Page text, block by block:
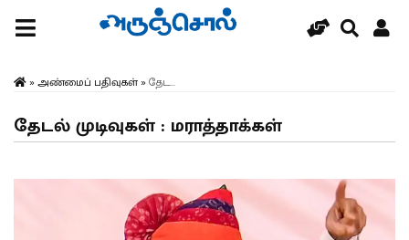
» அண்மைப் பதிவுகள்» தேட...
தேடல் முடிவுகள் : மராத்தாக்கள்